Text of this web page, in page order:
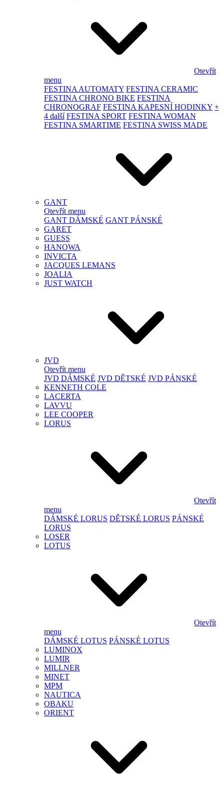
Otevřít
menu
FESTINA AUTOMATY FESTINA CERAMIC
FESTINA CHRONO BIKE FESTINA
CHRONOGRAF FESTINA KAPESNÍ HODINKY +
4 další FESTINA SPORT FESTINA WOMAN
FESTINA SMARTIME FESTINA SWISS MADE
GANT
Otevřít menu
GANT DÁMSKÉ GANT PÁNSKÉ
GARET
GUESS
HANOWA
INVICTA
JACQUES LEMANS
JOALIA
JUST WATCH
JVD
Otevřít menu
JVD DÁMSKÉ JVD DĚTSKÉ JVD PÁNSKÉ
KENNETH COLE
LACERTA
LAVVU
LEE COOPER
LORUS
Otevřít
menu
DÁMSKÉ LORUS DĚTSKÉ LORUS PÁNSKÉ
LORUS
LOSER
LOTUS
Otevřít
menu
DÁMSKÉ LOTUS PÁNSKÉ LOTUS
LUMINOX
LUMIR
MILLNER
MINET
MPM
NAUTICA
OBAKU
ORIENT